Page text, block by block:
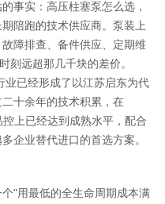
事实：高压柱塞泵怎么选，
陪跑的技术供应商。泵装上
障排查、备件供应、定期维
刻远超那几千块的差价。
已经形成了以江苏启东为代
十余年的技术积累，在
上已经达到成熟水平，配合
企业替代进口的首选方案。
"用最低的全生命周期成本满